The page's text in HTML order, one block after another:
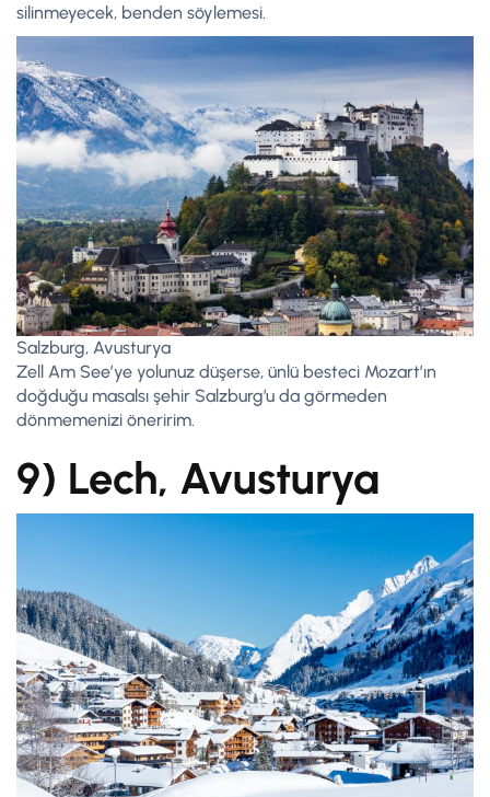
silinmeyecek, benden söylemesi.
Salzburg, Avusturya
Zell Am See’ye yolunuz düşerse, ünlü besteci Mozart’ın
doğduğu masalsı şehir Salzburg’u da görmeden
dönmemenizi öneririm.
9) Lech, Avusturya